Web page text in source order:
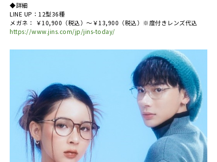
◆詳細
LINE UP：12型36種
メガネ： ￥10,900（税込）～￥13,900（税込）※度付きレンズ代込
https://www.jins.com/jp/jins-today/